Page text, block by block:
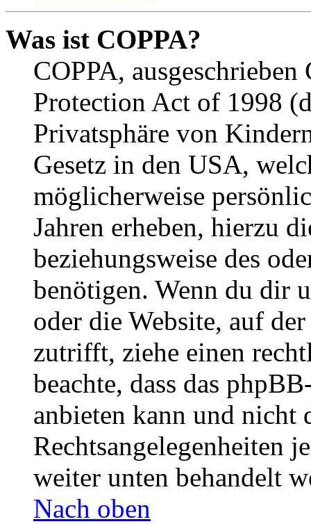
Was ist COPPA?
COPPA,
Protection Act of 1998
Privatsphäre von
Gesetz in den USA,
möglicherweise
Jahren erheben, hierzu
beziehungsweise des
benötigen. Wenn du dir
oder die Website, auf
zutrifft, ziehe einen
beachte, dass das
anbieten kann und nicht
Rechtsangelegenheiten
weiter unten behandelt
Nach oben